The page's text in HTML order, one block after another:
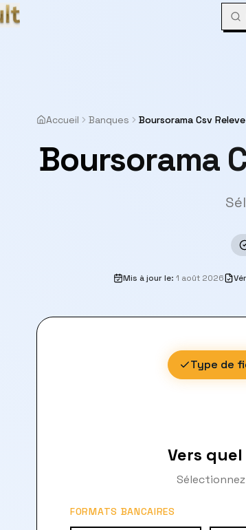
Accueil Banques Boursorama Csv
Boursorama
Mis à jour le: 1 août 2026
Type de
Vers
FORMATS BANCAIRES